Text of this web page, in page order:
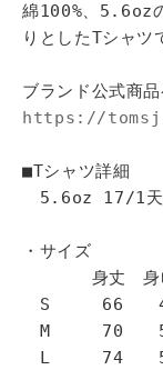
綿100%、5.6oz
りとしたTシャツ
ブランド公式商
https://
■Tシャツ詳細
5.6oz 17/1天
・サイズ
身丈 身巾
S 66
M 70
L 74